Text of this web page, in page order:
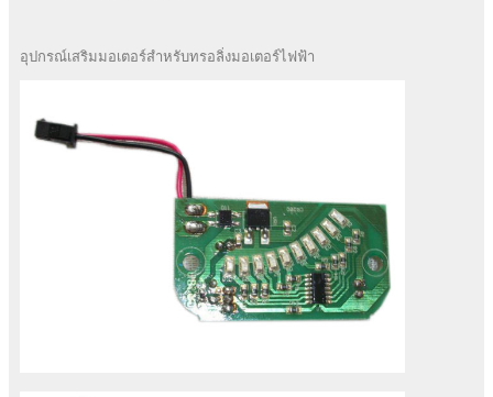
อุปกรณ์เสริมมอเตอร์สำหรับทรอลิ่งมอเตอร์ไฟฟ้า